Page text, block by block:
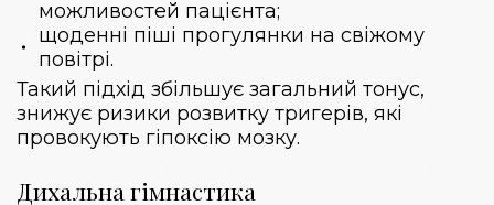
можливостей пацієнта;
щоденні піші прогулянки на свіжому
повітрі.
Такий підхід збільшує загальний тонус,
знижує ризики розвитку тригерів, які
провокують гіпоксію мозку.
Дихальна гімнастика